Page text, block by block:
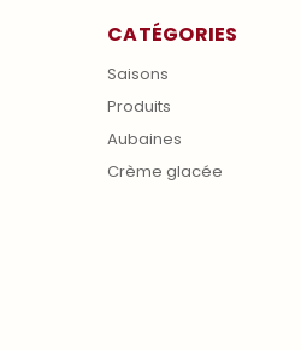
CATÉGORIES
Saisons
Produits
Aubaines
Crème glacée